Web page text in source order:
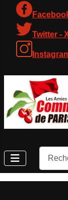
Twitter -